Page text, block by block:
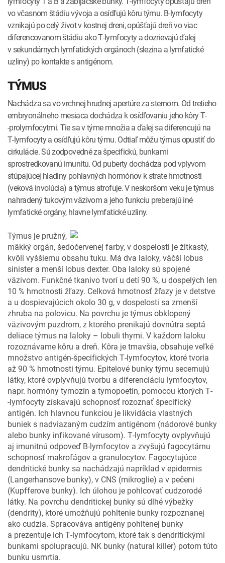
vo včasnom štádiu vývoja a osídľujú kôru týmu. B­‑lymfocyty
vznikajú po celý život v kostnej dreni, opúšťajú dreň vo viac
diferencovanom štádiu ako T­‑lymfocyty a dozrievajú ďalej
v sekundárnych lymfatických orgánoch (slezina a lymfatické
uzliny) po kontakte s antigénom.
TÝMUS
Nachádza sa vo vrchnej hrudnej apertúre za sternom. Od tretieho
embryonálneho mesiaca dochádza k osídľovaniu jeho kôry T­
‑prolymfocytmi. Tie sa v týme množia a ďalej sa diferencujú na
T­‑lymfocyty a osídľujú kôru týmu. Odtiaľ môžu týmus opustiť do
cirkulácie. Sú zodpovedné za špecifickú, bunkami
sprostredkovanú imunitu. Od puberty dochádza pod vplyvom
stúpajúcej hladiny pohlavných hormónov k strate hmotnosti
(veková involúcia) a týmus atrofuje. V neskoršom veku je týmus
nahradený tukovým väzivom a jeho funkciu preberajú iné
lymfatické orgány, hlavne lymfatické uzliny.
Týmus je pružný,
mäkký orgán, šedočervenej farby, v dospelosti je žltkastý,
kvôli vyššiemu obsahu tuku. Má dva laloky, väčší lobus
sinister a menší lobus dexter. Oba laloky sú spojené
väzivom. Funkčné tkanivo tvorí u detí 90 %, u dospelých len
10 % hmotnosti žľazy. Celková hmotnosť žľazy je v detstve
a u dospievajúcich okolo 30 g, v dospelosti sa zmenší
zhruba na polovicu. Na povrchu je týmus obklopený
väzivovým puzdrom, z ktorého prenikajú dovnútra septá
deliace týmus na laloky – lobuli thymi. V každom laloku
rozoznávame kôru a dreň. Kôra je tmavšia, obsahuje veľké
množstvo antigén­‑špecifických T­‑lymfocytov, ktoré tvoria
až 90 % hmotnosti týmu. Epitelové bunky týmu secernujú
látky, ktoré ovplyvňujú tvorbu a diferenciáciu lymfocytov,
napr. hormóny tymozín a tymopoetín, pomocou ktorých T­
‑lymfocyty získavajú schopnosť rozoznať špecifický
antigén. Ich hlavnou funkciou je likvidácia vlastných
buniek s nadviazaným cudzím antigénom (nádorové bunky
alebo bunky infikované vírusom). T­‑lymfocyty ovplyvňujú
aj imunitnú odpoveď B­‑lymfocytov a zvyšujú fagocytárnu
schopnosť makrofágov a granulocytov. Fagocytujúce
dendritické bunky sa nachádzajú napríklad v epidermis
(Langerhansove bunky), v CNS (mikroglie) a v pečeni
(Kupfferove bunky). Ich úlohou je pohlcovať cudzorodé
látky. Na povrchu dendritickej bunky sú dlhé výbežky
(dendrity), ktoré umožňujú pohltenie bunky rozpoznanej
ako cudzia. Spracováva antigény pohltenej bunky
a prezentuje ich T­‑lymfocytom, ktoré tak s dendritickými
bunkami spolupracujú. NK bunky (natural killer) potom túto
bunku usmrtia.